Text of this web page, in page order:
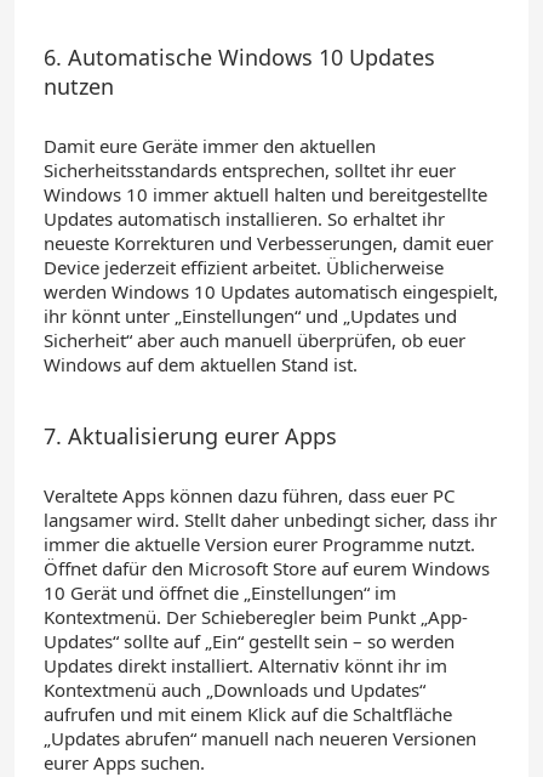
6. Automatische Windows 10 Updates
nutzen
Damit eure Geräte immer den aktuellen
Sicherheitsstandards entsprechen, solltet ihr euer
Windows 10 immer aktuell halten und bereitgestellte
Updates automatisch installieren. So erhaltet ihr
neueste Korrekturen und Verbesserungen, damit euer
Device jederzeit effizient arbeitet. Üblicherweise
werden Windows 10 Updates automatisch eingespielt,
ihr könnt unter „Einstellungen“ und „Updates und
Sicherheit“ aber auch manuell überprüfen, ob euer
Windows auf dem aktuellen Stand ist.
7. Aktualisierung eurer Apps
Veraltete Apps können dazu führen, dass euer PC
langsamer wird. Stellt daher unbedingt sicher, dass ihr
immer die aktuelle Version eurer Programme nutzt.
Öffnet dafür den Microsoft Store auf eurem Windows
10 Gerät und öffnet die „Einstellungen“ im
Kontextmenü. Der Schieberegler beim Punkt „App-
Updates“ sollte auf „Ein“ gestellt sein – so werden
Updates direkt installiert. Alternativ könnt ihr im
Kontextmenü auch „Downloads und Updates“
aufrufen und mit einem Klick auf die Schaltfläche
„Updates abrufen“ manuell nach neueren Versionen
eurer Apps suchen.